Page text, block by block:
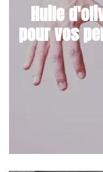
Huile
pour vos